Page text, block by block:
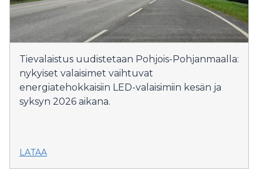
Tievalaistus uudistetaan Pohjois-Pohjanmaalla:
nykyiset valaisimet vaihtuvat
energiatehokkaisiin LED-valaisimiin kesän ja
syksyn 2026 aikana.
LATAA